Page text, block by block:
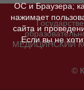
МЕДИЦИНСКИЙ
©
ОС и Браузера;
нажимает
сайта и
Если вы не